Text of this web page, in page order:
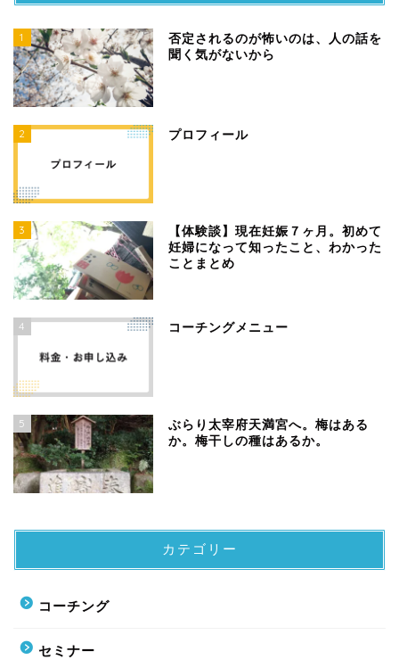
1
否定されるのが怖いのは、人の話を
聞く気がないから
2 プロフィール
3
【体験談】現在妊娠７ヶ月。初めて
妊婦になって知ったこと、わかった
ことまとめ
4 コーチングメニュー
5
ぶらり太宰府天満宮へ。梅はある
か。梅干しの種はあるか。
カテゴリー
コーチング
セミナー